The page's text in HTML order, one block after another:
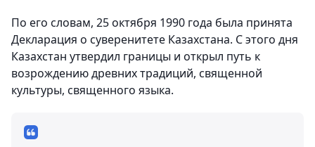
По его словам, 25 октября 1990 года была принята
Декларация о суверенитете Казахстана. С этого дня
Казахстан утвердил границы и открыл путь к
возрождению древних традиций, священной
культуры, священного языка.